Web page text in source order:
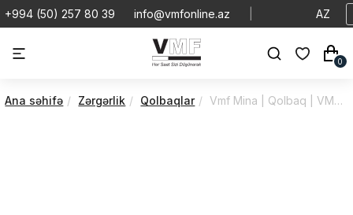
+994 (50) 257 80 39 info@vmfonline.az AZ
0
Ana səhifə Zərgərlik Qolbaqlar Vmf Mina | Qolbaq | VMQD/601-/4-70Lightblue